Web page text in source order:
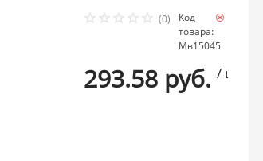
(0)
Код
товара:
Мв15045
293.58 руб. / шт.